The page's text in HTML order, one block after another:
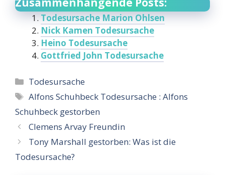
Todesursache Marion Ohlsen
Nick Kamen Todesursache
Heino Todesursache
Gottfried John Todesursache
Categories
Todesursache
Tags
Alfons Schuhbeck Todesursache : Alfons
Schuhbeck gestorben
Clemens Arvay Freundin
Tony Marshall gestorben: Was ist die
Todesursache?